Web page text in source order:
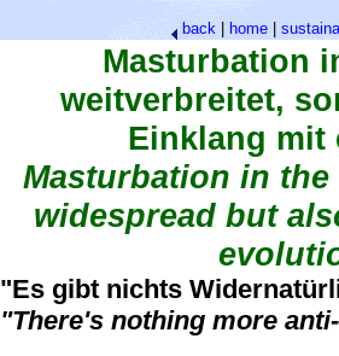
back| home|
Masturbation
weitverbreitet,
Einklang mit
Masturbation in
widespread but
"Es gibt nichts
"There's nothing more